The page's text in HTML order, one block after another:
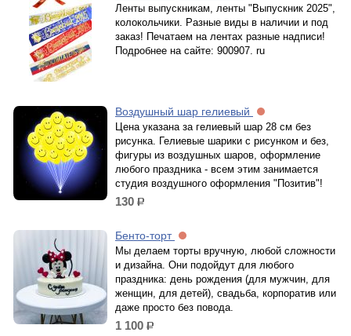
Ленты выпускникам, ленты "Выпускник 2025",
колокольчики. Разные виды в наличии и под
заказ! Печатаем на лентах разные надписи!
Подробнее на сайте: 900907. ru
Воздушный шар гелиевый
Цена указана за гелиевый шар 28 см без
рисунка. Гелиевые шарики с рисунком и без,
фигуры из воздушных шаров, оформление
любого праздника - всем этим занимается
студия воздушного оформления "Позитив"!
130 р.
Бенто-торт
Мы делаем торты вручную, любой сложности
и дизайна. Они подойдут для любого
праздника: день рождения (для мужчин, для
женщин, для детей), свадьба, корпоратив или
даже просто без повода.
1 100 р.